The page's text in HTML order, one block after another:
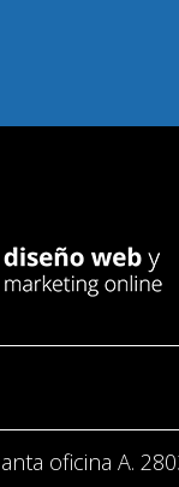
oficina A.